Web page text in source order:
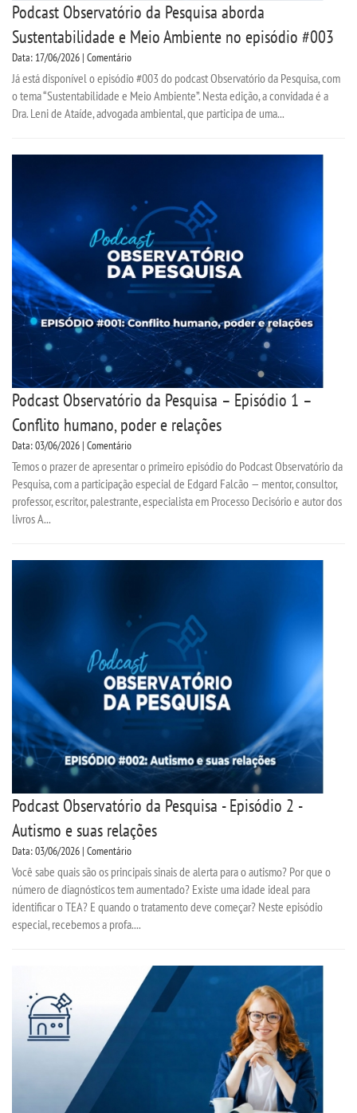
Podcast Observatório da Pesquisa aborda
Sustentabilidade e Meio Ambiente no episódio #003
Data: 17/06/2026 | Comentário
Já está disponível o episódio #003 do podcast Observatório da Pesquisa, com
o tema “Sustentabilidade e Meio Ambiente”. Nesta edição, a convidada é a
Dra. Leni de Ataíde, advogada ambiental, que participa de uma...
Podcast Observatório da Pesquisa – Episódio 1 –
Conflito humano, poder e relações
Data: 03/06/2026 | Comentário
Temos o prazer de apresentar o primeiro episódio do Podcast Observatório da
Pesquisa, com a participação especial de Edgard Falcão — mentor, consultor,
professor, escritor, palestrante, especialista em Processo Decisório e autor dos
livros A...
Podcast Observatório da Pesquisa - Episódio 2 -
Autismo e suas relações
Data: 03/06/2026 | Comentário
Você sabe quais são os principais sinais de alerta para o autismo? Por que o
número de diagnósticos tem aumentado? Existe uma idade ideal para
identificar o TEA? E quando o tratamento deve começar? Neste episódio
especial, recebemos a profa....